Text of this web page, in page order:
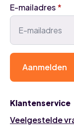
Klantenservice
Veelgestelde
E-mailadres*
Aanmelden